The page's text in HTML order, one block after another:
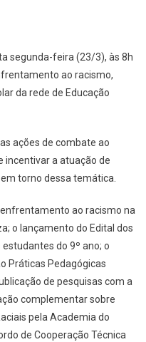
segunda-feira (23/3), às 8h
ao racismo,
da rede de Educação
ações de combate ao
incentivar a atuação de
torno dessa temática.
ao racismo na
o lançamento do Edital dos
do 9º ano; o
Práticas Pedagógicas
de pesquisas com a
complementar sobre
pela Academia do
de Cooperação Técnica